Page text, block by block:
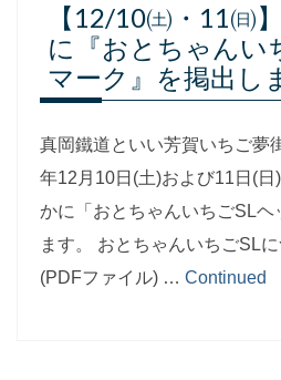
【12/10㈯・11㈰
に『おとちゃんい
マーク』を掲出し
真岡鐵道といい芳賀いちご夢
年12月10日(土)および11日(
かに「おとちゃんいちごSLヘ
ます。 おとちゃんいちごSL
(PDFファイル) … Continued